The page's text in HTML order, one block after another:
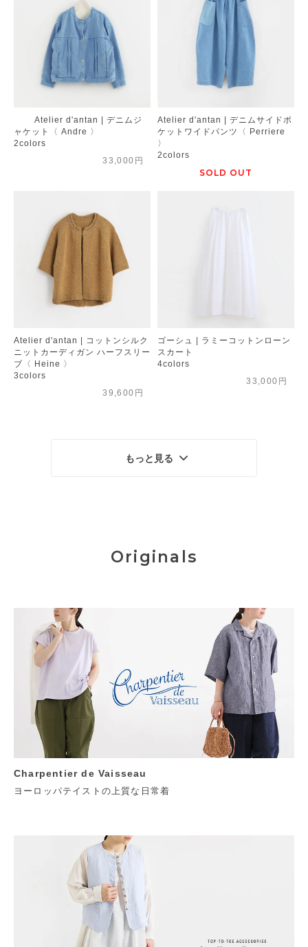
Atelier d'antan | デニムジ
ャケット〈 Andre 〉
2colors
33,000円
Atelier d'antan | デニムサイドポ
ケットワイドパンツ〈 Perriere
〉
2colors
SOLD OUT
Atelier d'antan | コットンシルク
ニットカーディガン ハーフスリー
ブ〈 Heine 〉
3colors
39,600円
ゴーシュ | ラミーコットンローン
スカート
4colors
33,000円
もっと見る
Originals
Charpentier de Vaisseau
ヨーロッパテイストの上質な日常着